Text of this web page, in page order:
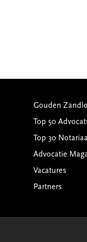
Gouden
Top 50
Top 30
Advocatie
Vacatures
Partners